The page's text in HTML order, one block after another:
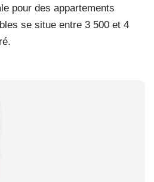
pour des appartements
se situe entre 3 500 et 4